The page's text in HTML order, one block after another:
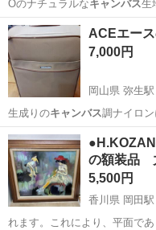
Oのナチュラルなキャンバス生
バス生地 ・外側オ… ラル系 素
バッグ #キャンバスバッグ #ラ
沖縄 浦添市
ACEエー
7,000円
岡山県 弥生駅
生成りのキャンバス調ナイロ
岡山 倉敷市
の額装品
5,500円
香川県 岡田駅
れます。これにより、平面であ